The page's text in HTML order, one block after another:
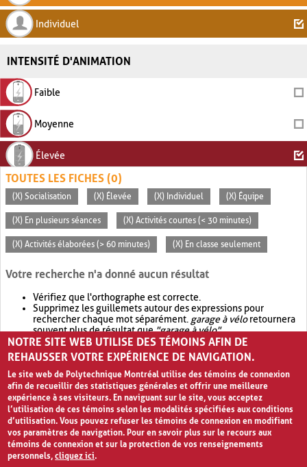
Individuel
INTENSITÉ D'ANIMATION
Faible
Moyenne
Élevée
TOUTES LES FICHES (0)
(X) Socialisation (X) Élevée (X) Individuel (X) Équipe
(X) En plusieurs séances (X) Activités courtes (< 30 minutes)
(X) Activités élaborées (> 60 minutes) (X) En classe seulement
Votre recherche n'a donné aucun résultat
Vérifiez que l'orthographe est correcte.
Supprimez les guillemets autour des expressions pour
rechercher chaque mot séparément. garage à véloretournera
souvent plus de résultat que"garage à vélo".
Envisagez d'élargir votre recherche avec OR.garage OR vélo
retournera souvent plus de résultat quegarage à vélo
NOTRE SITE WEB UTILISE DES TÉMOINS AFIN DE
REHAUSSER VOTRE EXPÉRIENCE DE NAVIGATION.
Le site web de Polytechnique Montréal utilise des témoins de connexion
afin de recueillir des statistiques générales et offrir une meilleure
expérience à ses visiteurs. En naviguant sur le site, vous acceptez
l’utilisation de ces témoins selon les modalités spécifiées aux conditions
d’utilisation. Vous pouvez refuser les témoins de connexion en modifiant
vos paramètres de navigation. Pour en savoir plus sur le recours aux
témoins de connexion et sur la protection de vos renseignements
personnels,cliquez ici.